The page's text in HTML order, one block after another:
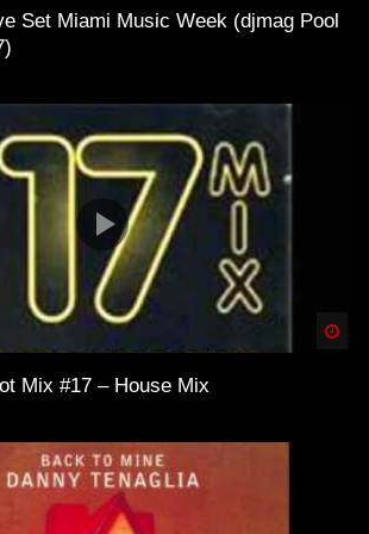
Set Miami Music Week (djmag Pool
Mix #17 – House Mix